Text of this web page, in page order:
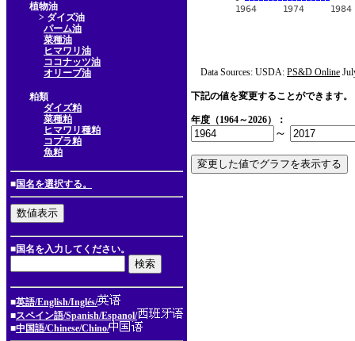
植物油
> ダイズ油
パーム油
菜種油
ヒマワリ油
ココナッツ油
オリーブ油
粕類
ダイズ粕
菜種粕
ヒマワリ種粕
コプラ粕
魚粕
■国名を選択する。
■国名を入力してください。
■英語/English/Inglés/
■スペイン語/Spanish/Espanol/
■中国語/Chinese/Chino/
Data Sources: USDA: PS&D Online
下記の値を変更することができます。
年度（1964～2026）：
～